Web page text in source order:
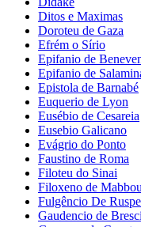
Ditos e Maximas
Doroteu de Gaza
Efrém o Sírio
Epifanio de
Epifanio de
Epistola de Barnabé
Euquerio de Lyon
Eusébio de Cesareia
Eusebio Galicano
Evágrio do Ponto
Faustino de Roma
Filoteu do Sinai
Filoxeno de
Fulgêncio De Ruspe
Gaudencio de